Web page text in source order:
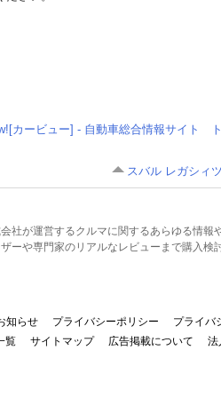
カービュー] - 自動車総合情報サイト
スバル レガシィ
社が運営するクルマに関するあらゆる情報
ーや専門家のリアルなレビューまで購入検
知らせ プライバシーポリシー プライバ
覧 サイトマップ 広告掲載について 法